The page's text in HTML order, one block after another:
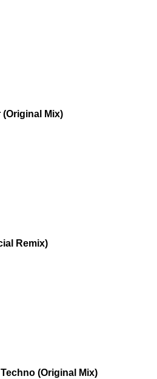
(Original Mix)
Remix)
(Original Mix)